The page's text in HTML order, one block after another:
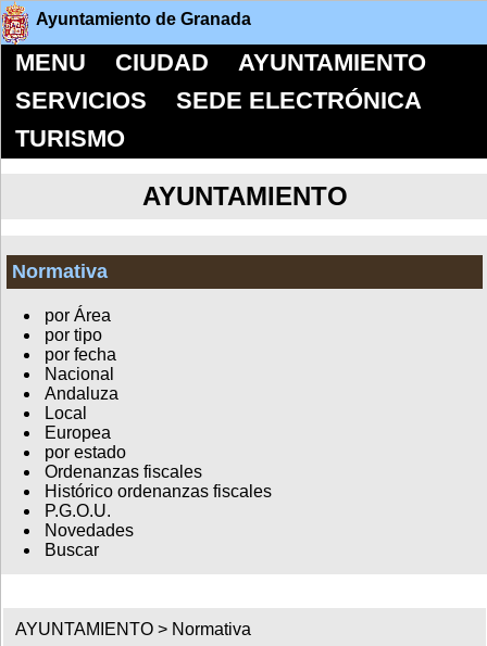
Ayuntamiento de Granada
MENU CIUDAD
AYUNTAMIENTO
SERVICIOS
SEDE ELECTRÓNICA
TURISMO
AYUNTAMIENTO
Normativa
por Área
por tipo
por fecha
Nacional
Andaluza
Local
Europea
por estado
Ordenanzas fiscales
Histórico ordenanzas fiscales
P.G.O.U.
Novedades
Buscar
AYUNTAMIENTO > Normativa